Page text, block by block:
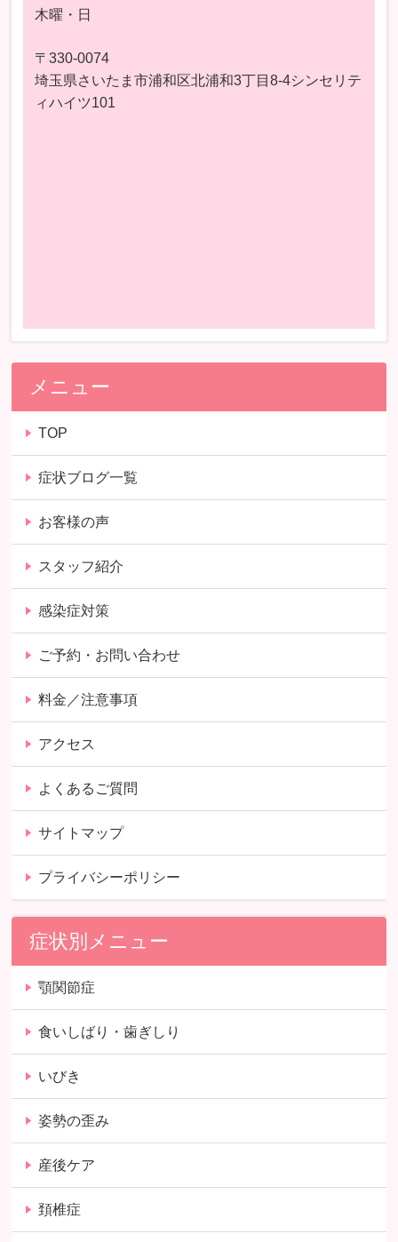
木曜・日
〒330-0074
埼玉県さいたま市浦和区北浦和3丁目8-4シンセリテ
ィハイツ101
メニュー
TOP
症状ブログ一覧
お客様の声
スタッフ紹介
感染症対策
ご予約・お問い合わせ
料金／注意事項
アクセス
よくあるご質問
サイトマップ
プライバシーポリシー
症状別メニュー
顎関節症
食いしばり・歯ぎしり
いびき
姿勢の歪み
産後ケア
頚椎症